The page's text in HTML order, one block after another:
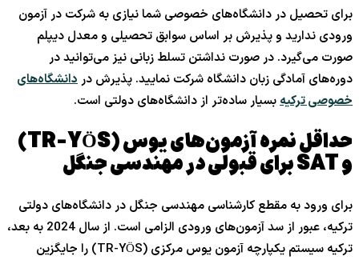
برای تحصیل در دانشگاه‌های خصوصی شما نیازی به شرکت در آزمون
ورودی ندارید و پذیرش بر اساس سوابق تحصیلی و معدل دیپلم
صورت می‌گیرد. در صورت نداشتن تسلط زبانی نیز می‌توانید در
دوره‌های آمادگی زبان دانشگاه شرکت نمایید. پذیرش دردانشگاه‌های
خصوصی ترکیهبسیار ساده‌تر از دانشگاه‌های دولتی است.
حداقل نمره آزمون‌های یوس (TR-YÖS
)
وSATبرای قبولی در مهندسی جنگل
برای ورود به مقطع کارشناسی مهندسی جنگل در دانشگاه‌های دولتی
ترکیه، عبور از سد آزمون‌های ورودی الزامی است. از سال 2024 به بعد،
ترکیه سیستم یکپارچه آزمون یوس مرکزی (TR-YÖS) را جایگزین